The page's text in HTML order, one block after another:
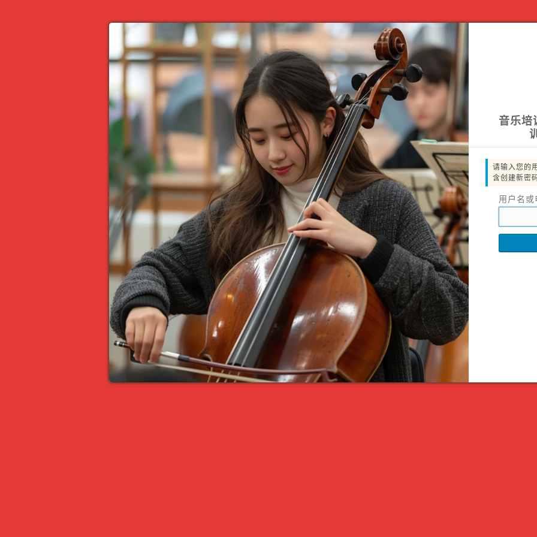
音乐培
请输入您的
含创建新密
用户名或